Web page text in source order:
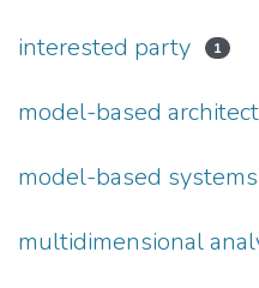
interested party 1
model-based
model-based
multidimensional